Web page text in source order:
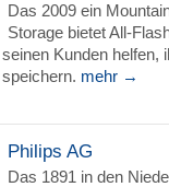
Das 2009 ein
Storage bietet All-
seinen Kunden helfen,
speichern. mehr →
Philips AG
Das 1891 in den